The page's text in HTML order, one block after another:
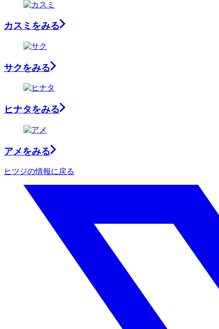
カスミ をみる
サクをみる
ヒナタをみる
アメをみる
ヒツジの情報に戻る